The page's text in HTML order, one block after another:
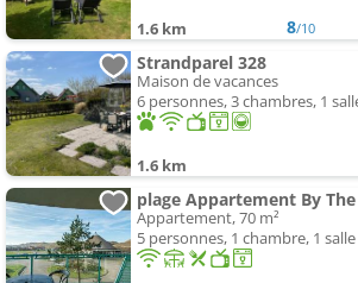
1.6 km 8/10
Strandparel 328
Maison de vacances
6 personnes, 3 chambres, 1
1.6 km
plage Appartement By The
Appartement, 70 m²
5 personnes, 1 chambre, 1